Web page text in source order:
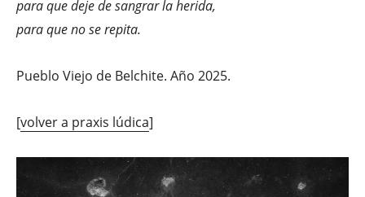
para que deje de sangrar la herida,
para que no se repita.
Pueblo Viejo de Belchite. Año 2025.
[volver a praxis lúdica]